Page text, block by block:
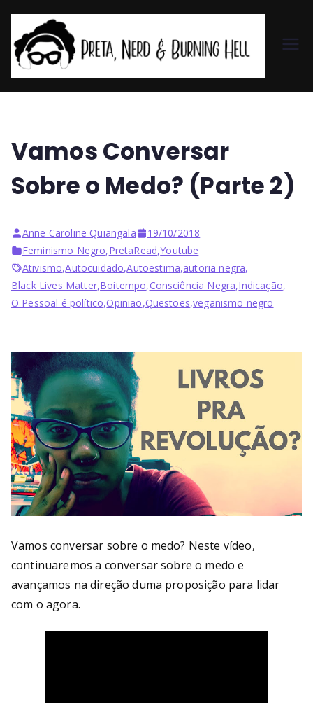
et
N
er
&
Bu
rni
He
Vamos Conversar
Sobre o Medo? (Parte 2)
Anne Caroline Quiangala
19/10/2018
Feminismo Negro,PretaRead,Youtube
Ativismo,Autocuidado,Autoestima,autoria negra,
Black Lives Matter,Boitempo,Consciência Negra,Indicação,
O Pessoal é político,Opinião,Questões,veganismo negro
Vamos conversar sobre o medo? Neste vídeo,
continuaremos a conversar sobre o medo e
avançamos na direção duma proposição para lidar
com o agora.